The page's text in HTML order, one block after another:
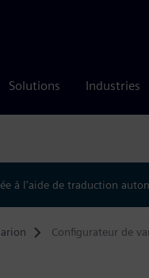
Solutions Industries
à l'aide de traduction
Configurateur de